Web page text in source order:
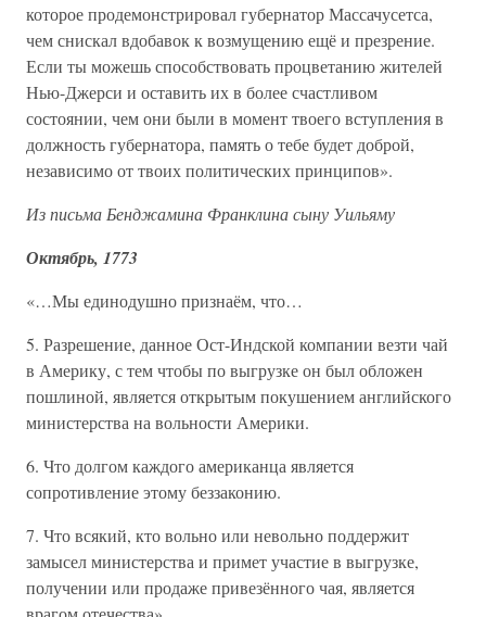
которое продемонстрировал губернатор Массачусетса,
чем снискал вдобавок к возмущению ещё и презрение.
Если ты можешь способствовать процветанию жителей
Нью-Джерси и оставить их в более счастливом
состоянии, чем они были в момент твоего вступления в
должность губернатора, память о тебе будет доброй,
независимо от твоих политических принципов».
Из письма Бенджамина Франклина сыну Уильяму
Октябрь, 1773
«…Мы единодушно признаём, что…
5. Разрешение, данное Ост-Индской компании везти чай
в Америку, с тем чтобы по выгрузке он был обложен
пошлиной, является открытым покушением английского
министерства на вольности Америки.
6. Что долгом каждого американца является
сопротивление этому беззаконию.
7. Что всякий, кто вольно или невольно поддержит
замысел министерства и примет участие в выгрузке,
получении или продаже привезённого чая, является